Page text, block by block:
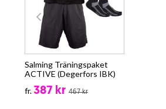
Salming Träningspaket
ACTIVE (Degerfors IBK)
fr.387 kr 467 kr